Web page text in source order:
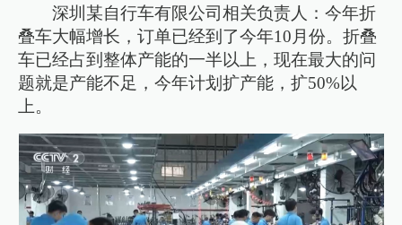
深圳某自行车有限公司相关负责人：今年折
叠车大幅增长，订单已经到了今年10月份。折叠
车已经占到整体产能的一半以上，现在最大的问
题就是产能不足，今年计划扩产能，扩50%以
上。